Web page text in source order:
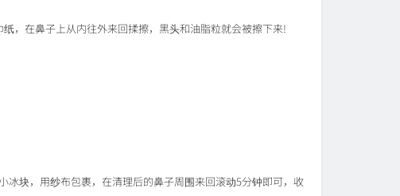
，在鼻子上从内往外来回揉擦，黑头和油脂粒就会被擦下来!
块，用纱布包裹，在清理后的鼻子周围来回滚动5分钟即可，收